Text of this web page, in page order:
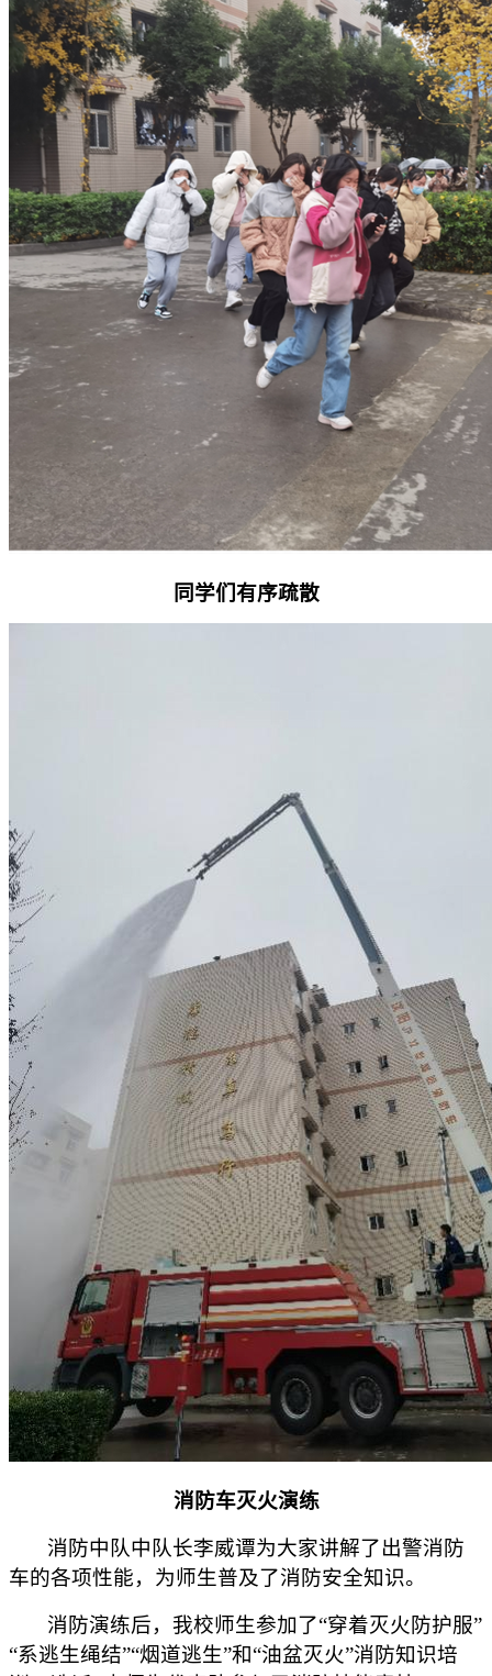
同学们有序疏散
消防车灭火演练
消防中队中队长李威谭为大家讲解了出警消防
车的各项性能，为师生普及了消防安全知识。
消防演练后， 我校师生参加了“穿着灭火防护服”
“系逃生绳结”“烟道逃生”和“油盆灭火”消防知识培